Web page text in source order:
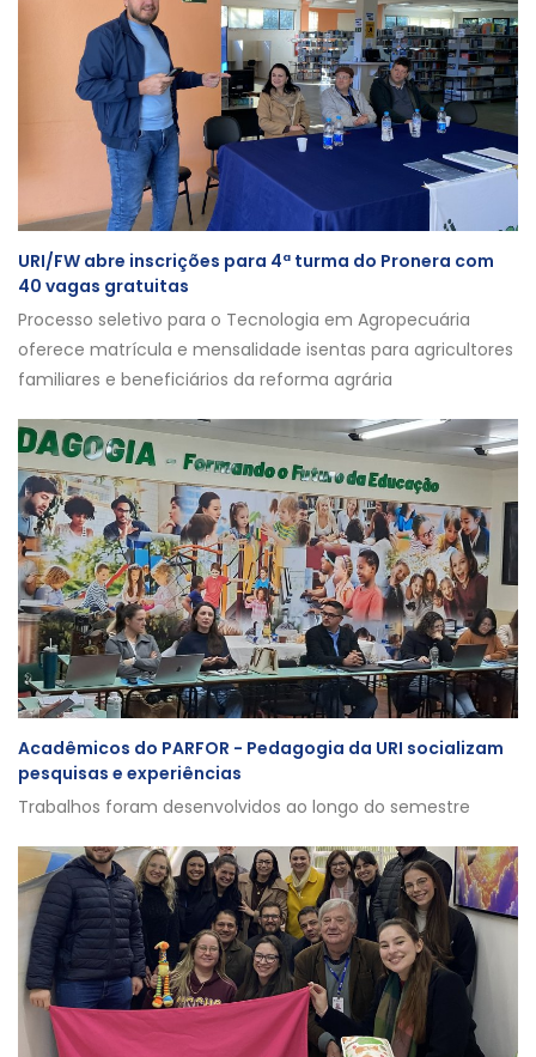
URI/FW abre inscrições para 4ª turma do Pronera com
40 vagas gratuitas
Processo seletivo para o Tecnologia em Agropecuária
oferece matrícula e mensalidade isentas para agricultores
familiares e beneficiários da reforma agrária
Acadêmicos do PARFOR - Pedagogia da URI socializam
pesquisas e experiências
Trabalhos foram desenvolvidos ao longo do semestre